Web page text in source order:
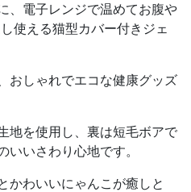
、電子レンジで温めてお腹や
使える猫型カバー付きジェ
おしゃれでエコな健康グッズ
地を使用し、裏は短毛ボアで
いさわり心地です。
わいいにゃんこが癒しと